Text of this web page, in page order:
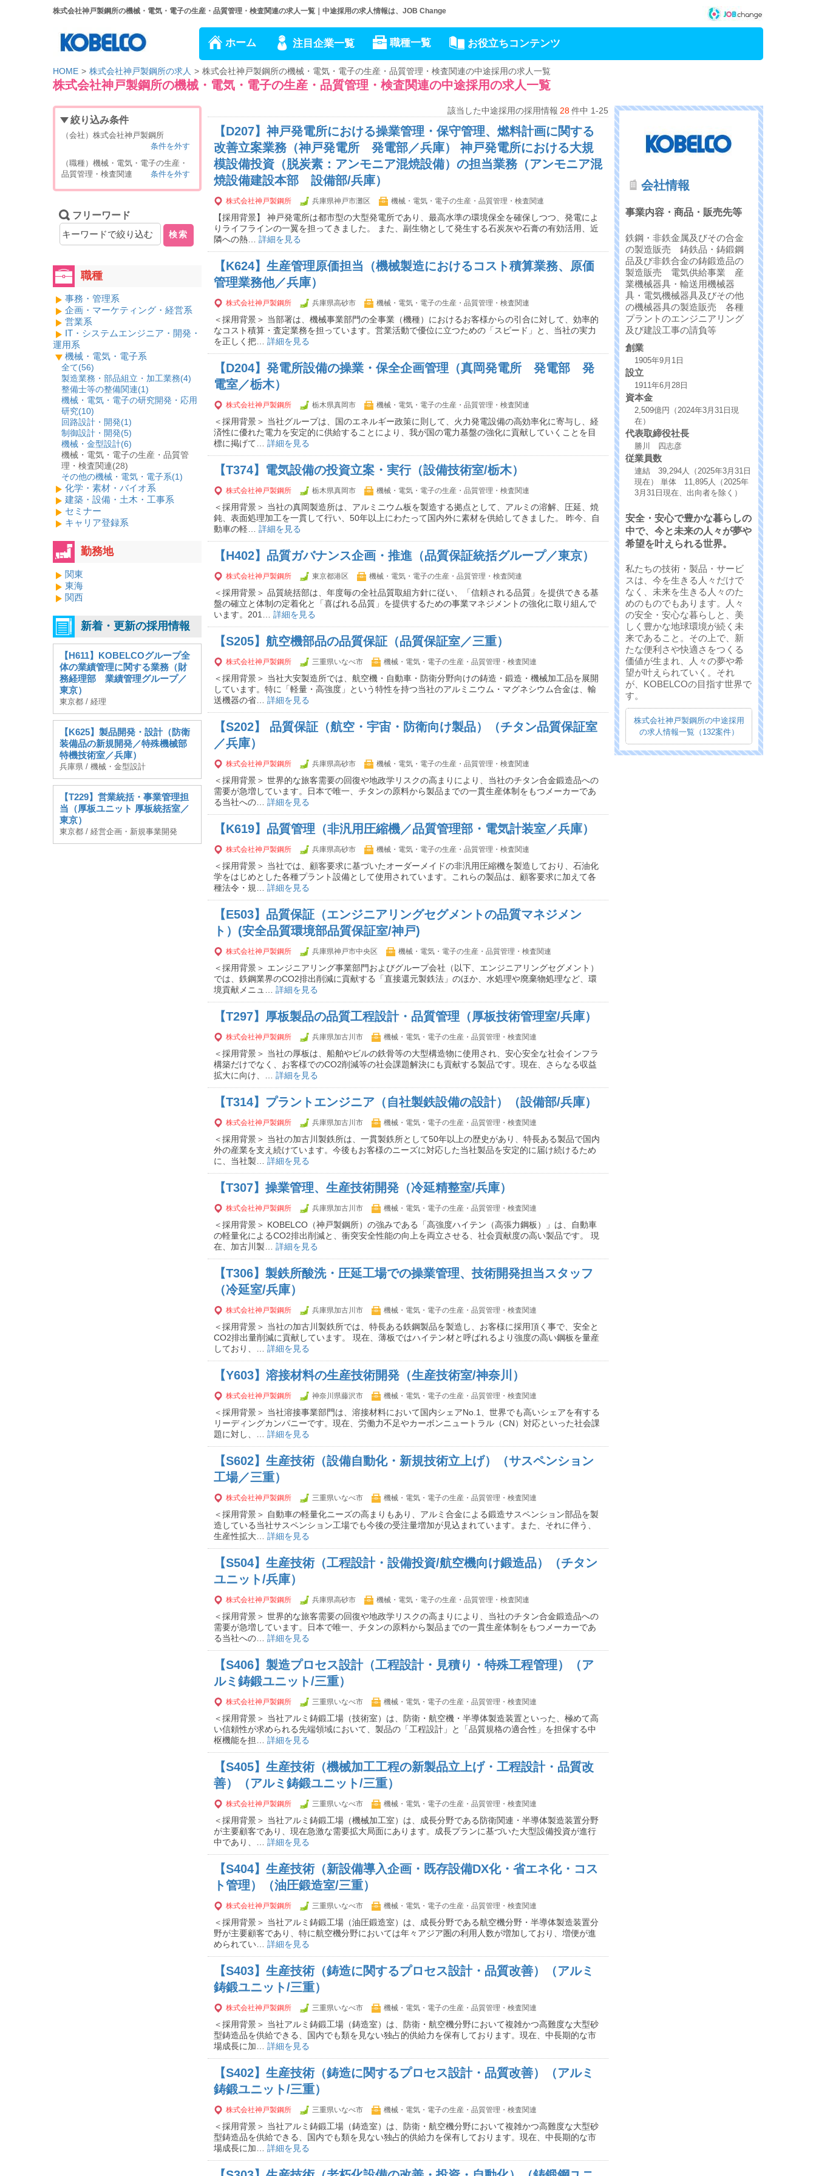
株式会社神戸製鋼所の機械・電気・電子の生産・品質管理・検査関連の求人一覧｜中途採用の求人情報は、JOB Change
ホーム 注目企業一覧 職種一覧 お役立ちコンテンツ
HOME 株式会社神戸製鋼所の求人 株式会社神戸製鋼所の機械・電気・電子の生産・品質管理・検査関連の中途採用の求人一覧
株式会社神戸製鋼所の機械・電気・電子の生産・品質管理・検査関連の中途採用の求人一覧
該当した中途採用の採用情報 28件中 1-25
【D207】神戸発電所における操業管理・保守管理、燃料計画に関する
改善立案業務（神戸発電所 発電部／兵庫） 神戸発電所における大規
模設備投資（脱炭素：アンモニア混焼設備）の担当業務（アンモニア混
焼設備建設本部 設備部/兵庫）
株式会社神戸製鋼所 兵庫県神戸市灘区 機械・電気・電子の生産・品質管理・検査関連
【採用背景】 神戸発電所は都市型の大型発電所であり、最高水準の環境保全を確保しつつ、発電によ
りライフラインの一翼を担ってきました。 また、副生物として発生する石炭灰や石膏の有効活用、近
隣への熱… 詳細を見る
【K624】生産管理原価担当（機械製造におけるコスト積算業務、原価
管理業務他／兵庫）
株式会社神戸製鋼所 兵庫県高砂市 機械・電気・電子の生産・品質管理・検査関連
＜採用背景＞ 当部署は、機械事業部門の全事業（機種）におけるお客様からの引合に対して、効率的
なコスト積算・査定業務を担っています。営業活動で優位に立つための「スピード」と、当社の実力
を正しく把… 詳細を見る
【D204】発電所設備の操業・保全企画管理（真岡発電所 発電部 発
電室／栃木）
株式会社神戸製鋼所 栃木県真岡市 機械・電気・電子の生産・品質管理・検査関連
＜採用背景＞ 当社グループは、国のエネルギー政策に則して、火力発電設備の高効率化に寄与し、経
済性に優れた電力を安定的に供給することにより、我が国の電力基盤の強化に貢献していくことを目
標に掲げて… 詳細を見る
【T374】電気設備の投資立案・実行（設備技術室/栃木）
株式会社神戸製鋼所 栃木県真岡市 機械・電気・電子の生産・品質管理・検査関連
＜採用背景＞ 当社の真岡製造所は、アルミニウム板を製造する拠点として、アルミの溶解、圧延、焼
鈍、表面処理加工を一貫して行い、50年以上にわたって国内外に素材を供給してきました。 昨今、自
動車の軽… 詳細を見る
【H402】品質ガバナンス企画・推進（品質保証統括グループ／東京）
株式会社神戸製鋼所 東京都港区 機械・電気・電子の生産・品質管理・検査関連
＜採用背景＞ 品質統括部は、年度毎の全社品質取組方針に従い、「信頼される品質」を提供できる基
盤の確立と体制の定着化と「喜ばれる品質」を提供するための事業マネジメントの強化に取り組んで
います。201… 詳細を見る
【S205】航空機部品の品質保証（品質保証室／三重）
株式会社神戸製鋼所 三重県いなべ市 機械・電気・電子の生産・品質管理・検査関連
＜採用背景＞ 当社大安製造所では、航空機・自動車・防衛分野向けの鋳造・鍛造・機械加工品を展開
しています。特に「軽量・高強度」という特性を持つ当社のアルミニウム・マグネシウム合金は、輸
送機器の省… 詳細を見る
【S202】 品質保証（航空・宇宙・防衛向け製品）（チタン品質保証室
／兵庫）
株式会社神戸製鋼所 兵庫県高砂市 機械・電気・電子の生産・品質管理・検査関連
＜採用背景＞ 世界的な旅客需要の回復や地政学リスクの高まりにより、当社のチタン合金鍛造品への
需要が急増しています。日本で唯一、チタンの原料から製品までの一貫生産体制をもつメーカーであ
る当社への… 詳細を見る
【K619】品質管理（非汎用圧縮機／品質管理部・電気計装室／兵庫）
株式会社神戸製鋼所 兵庫県高砂市 機械・電気・電子の生産・品質管理・検査関連
＜採用背景＞ 当社では、顧客要求に基づいたオーダーメイドの非汎用圧縮機を製造しており、石油化
学をはじめとした各種プラント設備として使用されています。これらの製品は、顧客要求に加えて各
種法令・規… 詳細を見る
【E503】品質保証（エンジニアリングセグメントの品質マネジメン
ト）(安全品質環境部品質保証室/神戸)
株式会社神戸製鋼所 兵庫県神戸市中央区 機械・電気・電子の生産・品質管理・検査関連
＜採用背景＞ エンジニアリング事業部門およびグループ会社（以下、エンジニアリングセグメント）
では、鉄鋼業界のCO2排出削減に貢献する「直接還元製鉄法」のほか、水処理や廃棄物処理など、環
境貢献メニュ… 詳細を見る
【T297】厚板製品の品質工程設計・品質管理（厚板技術管理室/兵庫）
株式会社神戸製鋼所 兵庫県加古川市 機械・電気・電子の生産・品質管理・検査関連
＜採用背景＞ 当社の厚板は、船舶やビルの鉄骨等の大型構造物に使用され、安心安全な社会インフラ
構築だけでなく、お客様でのCO2削減等の社会課題解決にも貢献する製品です。現在、さらなる収益
拡大に向け、… 詳細を見る
【T314】プラントエンジニア（自社製鉄設備の設計）（設備部/兵庫）
株式会社神戸製鋼所 兵庫県加古川市 機械・電気・電子の生産・品質管理・検査関連
＜採用背景＞ 当社の加古川製鉄所は、一貫製鉄所として50年以上の歴史があり、特長ある製品で国内
外の産業を支え続けています。今後もお客様のニーズに対応した当社製品を安定的に届け続けるため
に、当社製… 詳細を見る
【T307】操業管理、生産技術開発（冷延精整室/兵庫）
株式会社神戸製鋼所 兵庫県加古川市 機械・電気・電子の生産・品質管理・検査関連
＜採用背景＞ KOBELCO（神戸製鋼所）の強みである「高強度ハイテン（高張力鋼板）」は、自動車
の軽量化によるCO2排出削減と、衝突安全性能の向上を両立させる、社会貢献度の高い製品です。 現
在、加古川製… 詳細を見る
【T306】製鉄所酸洗・圧延工場での操業管理、技術開発担当スタッフ
（冷延室/兵庫）
株式会社神戸製鋼所 兵庫県加古川市 機械・電気・電子の生産・品質管理・検査関連
＜採用背景＞ 当社の加古川製鉄所では、特長ある鉄鋼製品を製造し、お客様に採用頂く事で、安全と
CO2排出量削減に貢献しています。 現在、薄板ではハイテン材と呼ばれるより強度の高い鋼板を量産
しており、… 詳細を見る
【Y603】溶接材料の生産技術開発（生産技術室/神奈川）
株式会社神戸製鋼所 神奈川県藤沢市 機械・電気・電子の生産・品質管理・検査関連
＜採用背景＞ 当社溶接事業部門は、溶接材料において国内シェアNo.1、世界でも高いシェアを有する
リーディングカンパニーです。現在、労働力不足やカーボンニュートラル（CN）対応といった社会課
題に対し、… 詳細を見る
【S602】生産技術（設備自動化・新規技術立上げ）（サスペンション
工場／三重）
株式会社神戸製鋼所 三重県いなべ市 機械・電気・電子の生産・品質管理・検査関連
＜採用背景＞ 自動車の軽量化ニーズの高まりもあり、アルミ合金による鍛造サスペンション部品を製
造している当社サスペンション工場でも今後の受注量増加が見込まれています。また、それに伴う、
生産性拡大… 詳細を見る
【S504】生産技術（工程設計・設備投資/航空機向け鍛造品）（チタン
ユニット/兵庫）
株式会社神戸製鋼所 兵庫県高砂市 機械・電気・電子の生産・品質管理・検査関連
＜採用背景＞ 世界的な旅客需要の回復や地政学リスクの高まりにより、当社のチタン合金鍛造品への
需要が急増しています。日本で唯一、チタンの原料から製品までの一貫生産体制をもつメーカーであ
る当社への… 詳細を見る
【S406】製造プロセス設計（工程設計・見積り・特殊工程管理）（ア
ルミ鋳鍛ユニット/三重）
株式会社神戸製鋼所 三重県いなべ市 機械・電気・電子の生産・品質管理・検査関連
＜採用背景＞ 当社アルミ鋳鍛工場（技術室）は、防衛・航空機・半導体製造装置といった、極めて高
い信頼性が求められる先端領域において、製品の「工程設計」と「品質規格の適合性」を担保する中
枢機能を担… 詳細を見る
【S405】生産技術（機械加工工程の新製品立上げ・工程設計・品質改
善）（アルミ鋳鍛ユニット/三重）
株式会社神戸製鋼所 三重県いなべ市 機械・電気・電子の生産・品質管理・検査関連
＜採用背景＞ 当社アルミ鋳鍛工場（機械加工室）は、成長分野である防衛関連・半導体製造装置分野
が主要顧客であり、現在急激な需要拡大局面にあります。成長プランに基づいた大型設備投資が進行
中であり、… 詳細を見る
【S404】生産技術（新設備導入企画・既存設備DX化・省エネ化・コス
ト管理）（油圧鍛造室/三重）
株式会社神戸製鋼所 三重県いなべ市 機械・電気・電子の生産・品質管理・検査関連
＜採用背景＞ 当社アルミ鋳鍛工場（油圧鍛造室）は、成長分野である航空機分野・半導体製造装置分
野が主要顧客であり、特に航空機分野においては年々アジア圏の利用人数が増加しており、増便が進
められてい… 詳細を見る
【S403】生産技術（鋳造に関するプロセス設計・品質改善）（アルミ
鋳鍛ユニット/三重）
株式会社神戸製鋼所 三重県いなべ市 機械・電気・電子の生産・品質管理・検査関連
＜採用背景＞ 当社アルミ鋳鍛工場（鋳造室）は、防衛・航空機分野において複雑かつ高難度な大型砂
型鋳造品を供給できる、国内でも類を見ない独占的供給力を保有しております。現在、中長期的な市
場成長に加… 詳細を見る
【S402】生産技術（鋳造に関するプロセス設計・品質改善）（アルミ
鋳鍛ユニット/三重）
株式会社神戸製鋼所 三重県いなべ市 機械・電気・電子の生産・品質管理・検査関連
＜採用背景＞ 当社アルミ鋳鍛工場（鋳造室）は、防衛・航空機分野において複雑かつ高難度な大型砂
型鋳造品を供給できる、国内でも類を見ない独占的供給力を保有しております。現在、中長期的な市
場成長に加… 詳細を見る
絞り込み条件
（会社）株式会社神戸製鋼所
条件を外す
（職種）機械・電気・電子の生産・
品質管理・検査関連
条件を外す
フリーワード
検索
職種
事務・管理系
企画・マーケティング・経営系
営業系
IT・システムエンジニア・開発・
運用系
機械・電気・電子系
全て(56)
製造業務・部品組立・加工業務(4)
整備士等の整備関連(1)
機械・電気・電子の研究開発・応用
研究(10)
回路設計・開発(1)
制御設計・開発(5)
機械・金型設計(6)
機械・電気・電子の生産・品質管
理・検査関連(28)
その他の機械・電気・電子系(1)
化学・素材・バイオ系
建築・設備・土木・工事系
セミナー
キャリア登録系
勤務地
関東
東海
関西
新着・更新の採用情報
【H611】KOBELCOグループ全
体の業績管理に関する業務（財
務経理部 業績管理グループ／
東京）
東京都 / 経理
【K625】製品開発・設計（防衛
装備品の新規開発／特殊機械部
特機技術室／兵庫）
兵庫県 / 機械・金型設計
【T229】営業統括・事業管理担
当（厚板ユニット 厚板統括室／
東京）
東京都 / 経営企画・新規事業開発
会社情報
事業内容・商品・販売先等
鉄鋼・非鉄金属及びその合金
の製造販売 鋳鉄品・鋳鍛鋼
品及び非鉄合金の鋳鍛造品の
製造販売 電気供給事業 産
業機械器具・輸送用機械器
具・電気機械器具及びその他
の機械器具の製造販売 各種
プラントのエンジニアリング
及び建設工事の請負等
創業
1905年9月1日
設立
1911年6月28日
資本金
2,509億円（2024年3月31日現
在）
代表取締役社長
勝川 四志彦
従業員数
連結 39,294人（2025年3月31日
現在） 単体 11,895人（2025年
3月31日現在、出向者を除く）
安全・安心で豊かな暮らしの
中で、今と未来の人々が夢や
希望を叶えられる世界。
私たちの技術・製品・サービ
スは、今を生きる人々だけで
なく、未来を生きる人々のた
めのものでもあります。人々
の安全・安心な暮らしと、美
しく豊かな地球環境が続く未
来であること。その上で、新
たな便利さや快適さをつくる
価値が生まれ、人々の夢や希
望が叶えられていく。それ
が、KOBELCOの目指す世界で
す。
株式会社神戸製鋼所の中途採用
の求人情報一覧（132案件）